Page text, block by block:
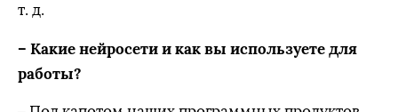
т. д.
– Какие нейросети и как вы используете для
работы?